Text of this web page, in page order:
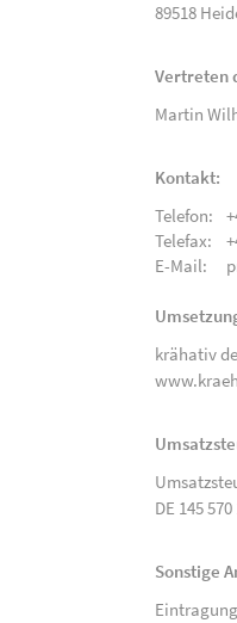
89518
Vertreten
Martin
Kontakt:
Telefon:
Telefax:
E-Mail:
krähativ
DE 145 570
Sonstige